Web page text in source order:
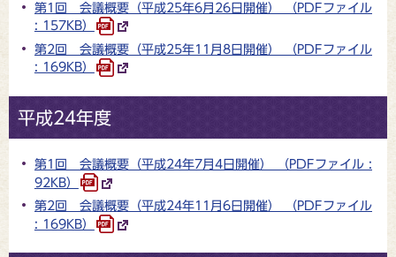
第1回 会議概要（平成25年6月26日開催） （PDFファイル
: 157KB）
第2回 会議概要（平成25年11月8日開催） （PDFファイル
: 169KB）
平成24年度
第1回 会議概要（平成24年7月4日開催） （PDFファイル :
92KB）
第2回 会議概要（平成24年11月6日開催） （PDFファイル
: 169KB）